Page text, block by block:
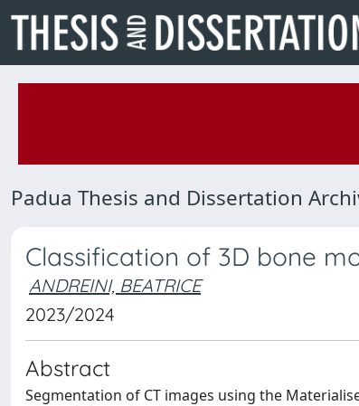
Padua Thesis and Dissertation
Classification of 3D bone
ANDREINI, BEATRICE
2023/2024
Abstract
Segmentation of CT images using the